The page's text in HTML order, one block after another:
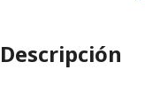
Descripción